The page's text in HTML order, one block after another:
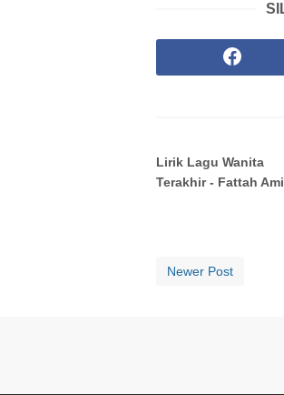
Lirik Lagu Wanita
Terakhir - Fattah
Newer Post